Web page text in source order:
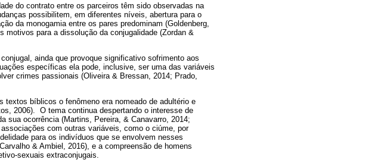
do contrato entre os parceiros têm sido observadas na
possibilitem, em diferentes níveis, abertura para o
da monogamia entre os pares predominam (Goldenberg,
motivos para a dissolução da conjugalidade (Zordan &
ainda que provoque significativo sofrimento aos
específicas ela pode, inclusive, ser uma das variáveis
crimes passionais (Oliveira & Bressan, 2014; Prado,
bíblicos o fenômeno era nomeado de adultério e
2006). O tema continua despertando o interesse de
sua ocorrência (Martins, Pereira, & Canavarro, 2014;
com outras variáveis, como o ciúme, por
para os indivíduos que se envolvem nesses
& Ambiel, 2016), e a compreensão de homens
sexuais extraconjugais.